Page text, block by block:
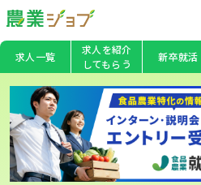
求人一覧
求人を紹介
してもらう
新卒就活